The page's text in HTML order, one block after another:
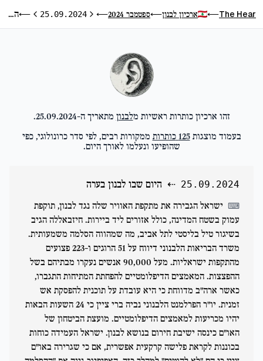
The Hear
⟵ ארכיון לבנון⟵ספטמבר 2024 ⟵היום הקודם
25.09.2024 היום הבא
⟵ היום שבו לבנון בערה
זהו ארכיון כותרות ראשיות מלבנון מתאריך ה-25.09.2024
.
בעמוד מוצגות125 כותרות ממקורות רבים, לפי סדר כרונולוגי, כפי
שהופיעו ונעלמו לאורך היום.
25.09.2024
⇠ היום שבו לבנון בערה
⌨ ישראל הגבירה את מתקפת האוויר שלה נגד לבנון, תוקפת
עמוק בשטח המדינה, כולל אזורים ליד ביירות. חיזבאללה הגיב
בשיגור טיל בליסטי לתל אביב, מה שמהווה הסלמה משמעותית.
משרד הבריאות הלבנוני דיווח על 51 הרוגים ו-223 פצועים
מהתקפות ישראליות. מעל 90,000 אנשים נעקרו מבתיהם בשל
ההפצצות. המאמצים הדיפלומטיים להפחתת המתיחות התגברו,
כאשר ארה"ב מדווחת כי היא עובדת על תוכנית להפסקת אש
זמנית. יו"ר הפרלמנט הלבנוני נביה ברי ציין כי 24 השעות הבאות
יהיו מכריעות למאמצים הדיפלומטיים. מועצת הביטחון של
האו"ם כינסה ישיבת חירום בנושא לבנון. ישראל העמידה כוחות
בכוננות לקראת פלישה קרקעית אפשרית, אם כי שגרירה באו"ם